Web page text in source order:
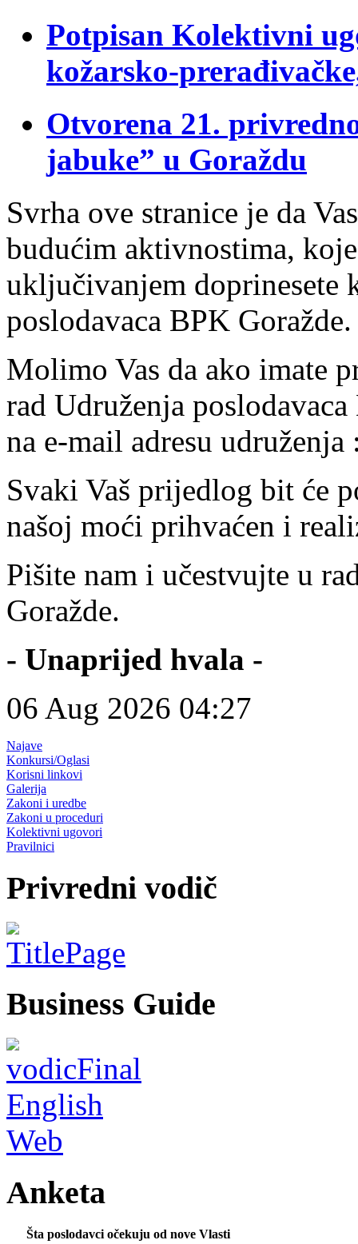
Potpisan Kolektivni
kožarsko-
Otvorena 21.
jabuke” u Goraždu
Svrha ove stranice je da
budućim aktivnostima,
uključivanjem doprinesete
poslodavaca BPK Goražde.
Molimo Vas da ako imate
rad Udruženja
na e-mail adresu
Svaki Vaš prijedlog bit će
našoj moći prihvaćen i
Pišite nam i učestvujte u
Goražde.
- Unaprijed hvala -
06 Aug 2026 04:27
Najave
Konkursi/Oglasi
Korisni linkovi
Galerija
Zakoni i uredbe
Zakoni u proceduri
Kolektivni ugovori
Pravilnici
Privredni vodič
Business Guide
Anketa
Šta poslodavci očekuju od nove Vlasti